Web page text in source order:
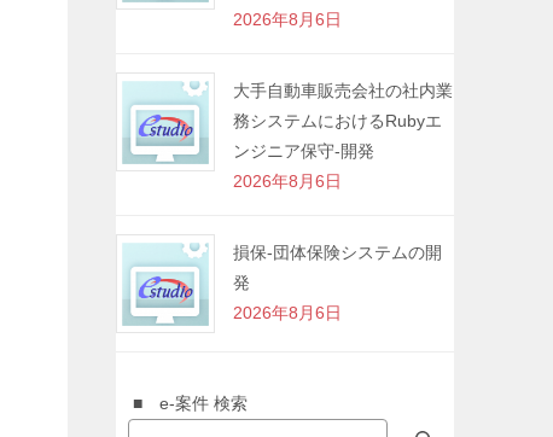
2026年8月6日
大手自動車販売会社の社内業
務システムにおけるRubyエ
ンジニア保守-開発
2026年8月6日
損保-団体保険システムの開
発
2026年8月6日
■ e-案件 検索